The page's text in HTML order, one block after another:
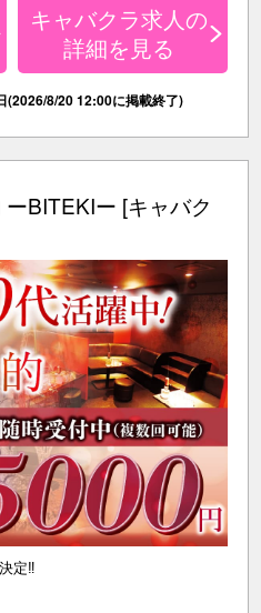
キャバクラ求人の
詳細を見る
(2026/8/20 12:00に掲載終了)
BITEKIー [キャバク
定‼